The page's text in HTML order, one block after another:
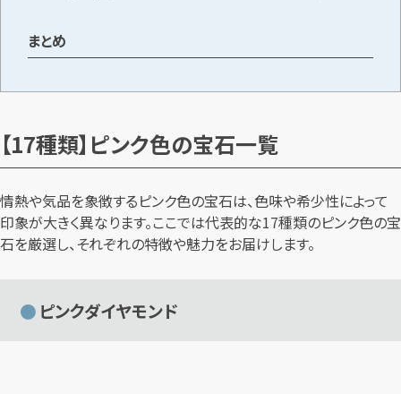
まとめ
【17種類】ピンク色の宝石一覧
情熱や気品を象徴するピンク色の宝石は、色味や希少性によって
印象が大きく異なります。ここでは代表的な17種類のピンク色の宝
石を厳選し、それぞれの特徴や魅力をお届けします。
ピンクダイヤモンド